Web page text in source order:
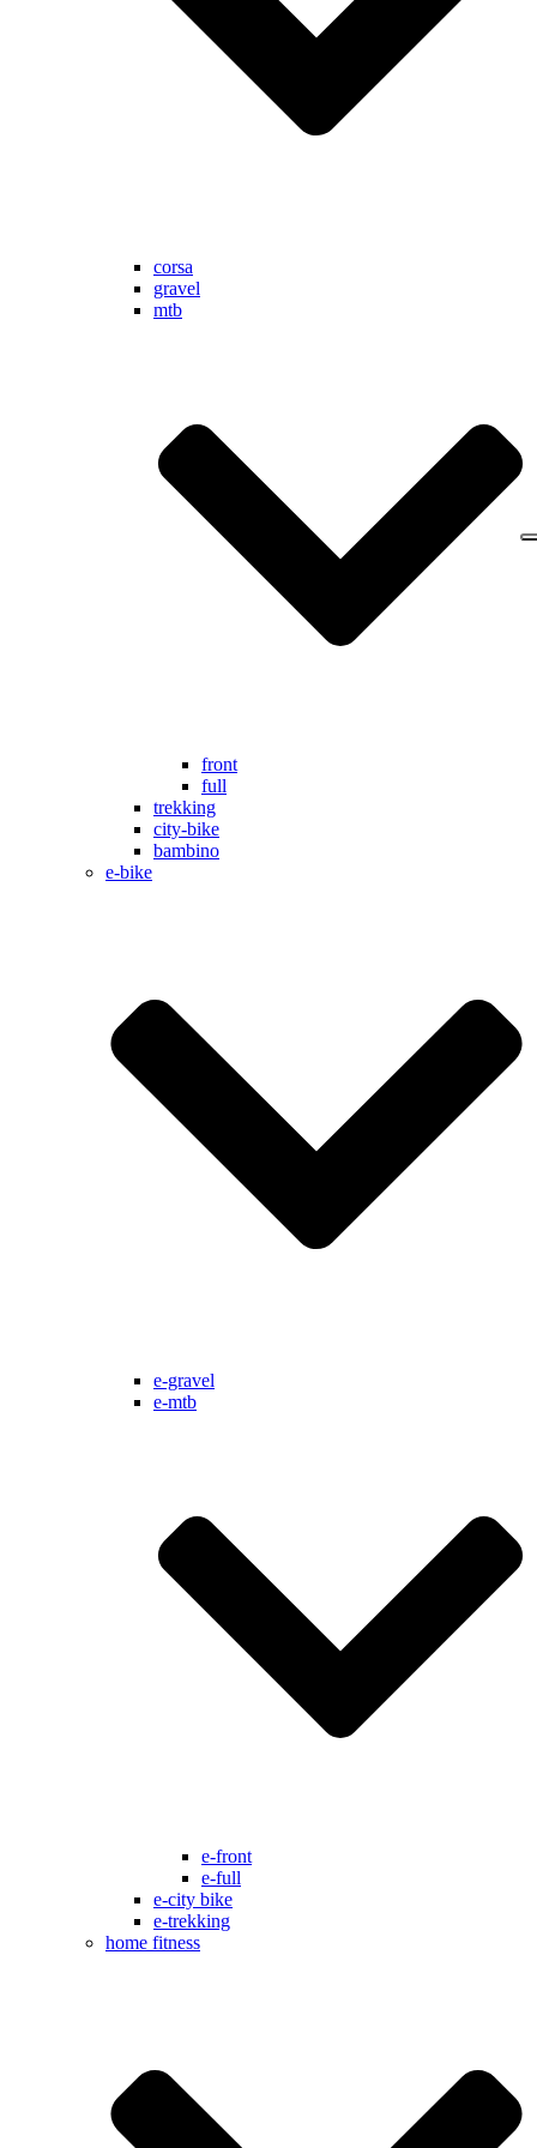
corsa
gravel
mtb
front
full
trekking
city-bike
bambino
e-bike
e-gravel
e-mtb
e-front
e-full
e-city bike
e-trekking
home fitness